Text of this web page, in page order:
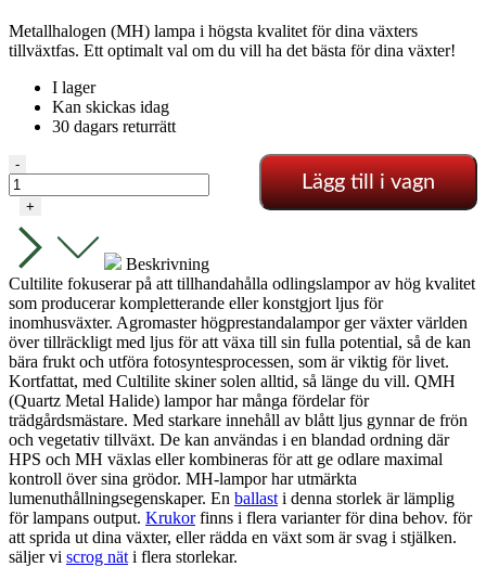
Metallhalogen (MH) lampa i högsta kvalitet för dina växters
tillväxtfas. Ett optimalt val om du vill ha det bästa för dina växter!
I lager
Kan skickas idag
30 dagars returrätt
CULTILITE
MH
250W
mängd
-
+
Lägg till i vagn
Beskrivning
Cultilite fokuserar på att tillhandahålla odlingslampor av hög kvalitet
som producerar kompletterande eller konstgjort ljus för
inomhusväxter. Agromaster högprestandalampor ger växter världen
över tillräckligt med ljus för att växa till sin fulla potential, så de kan
bära frukt och utföra fotosyntesprocessen, som är viktig för livet.
Kortfattat, med Cultilite skiner solen alltid, så länge du vill. QMH
(Quartz Metal Halide) lampor har många fördelar för
trädgårdsmästare. Med starkare innehåll av blått ljus gynnar de frön
och vegetativ tillväxt. De kan användas i en blandad ordning där
HPS och MH växlas eller kombineras för att ge odlare maximal
kontroll över sina grödor. MH-lampor har utmärkta
lumenuthållningsegenskaper. En ballast i denna storlek är lämplig
för lampans output. Krukorfinns i flera varianter för dina behov. för
att sprida ut dina växter, eller rädda en växt som är svag i stjälken.
säljer vi scrog nät i flera storlekar.